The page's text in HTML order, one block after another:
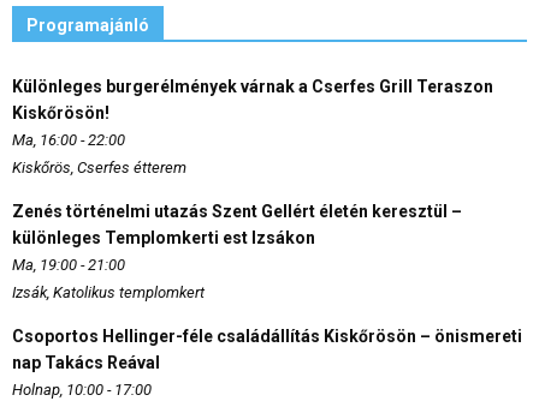
Programajánló
Különleges burgerélmények várnak a Cserfes Grill Teraszon
Kiskőrösön!
Ma, 16:00 - 22:00
Kiskőrös, Cserfes étterem
Zenés történelmi utazás Szent Gellért életén keresztül –
különleges Templomkerti est Izsákon
Ma, 19:00 - 21:00
Izsák, Katolikus templomkert
Csoportos Hellinger-féle családállítás Kiskőrösön – önismereti
nap Takács Reával
Holnap, 10:00 - 17:00